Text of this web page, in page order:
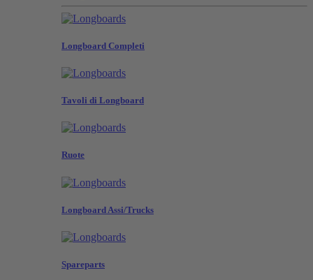
Longboard Completi
Tavoli di Longboard
Ruote
Longboard Assi/Trucks
Spareparts